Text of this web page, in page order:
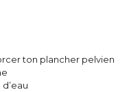
ton plancher pelvien